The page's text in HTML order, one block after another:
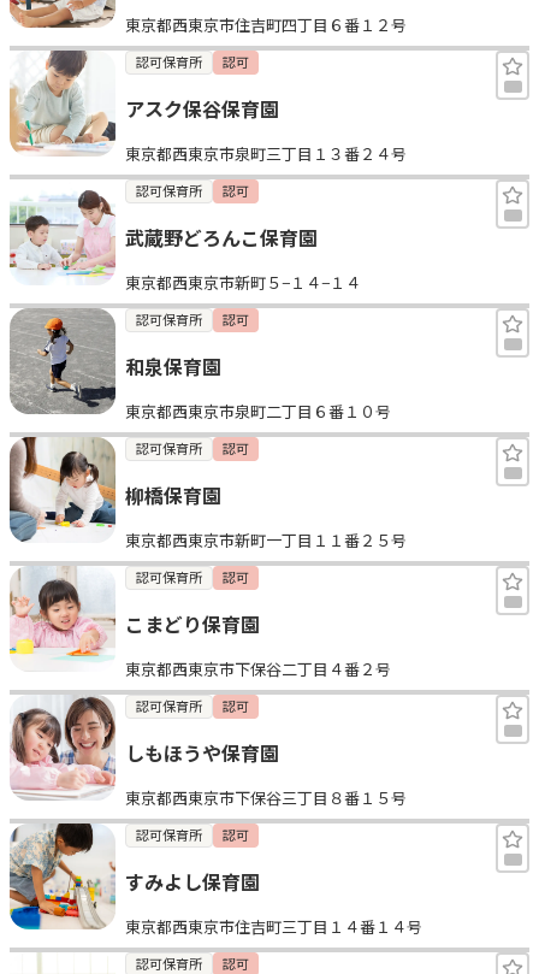
東京都西東京市住吉町四丁目６番１２号
認可保育所 認可
アスク保谷保育園
東京都西東京市泉町三丁目１３番２４号
認可保育所 認可
武蔵野どろんこ保育園
東京都西東京市新町５−１４−１４
認可保育所 認可
和泉保育園
東京都西東京市泉町二丁目６番１０号
認可保育所 認可
柳橋保育園
東京都西東京市新町一丁目１１番２５号
認可保育所 認可
こまどり保育園
東京都西東京市下保谷二丁目４番２号
認可保育所 認可
しもほうや保育園
東京都西東京市下保谷三丁目８番１５号
認可保育所 認可
すみよし保育園
東京都西東京市住吉町三丁目１４番１４号
認可保育所 認可